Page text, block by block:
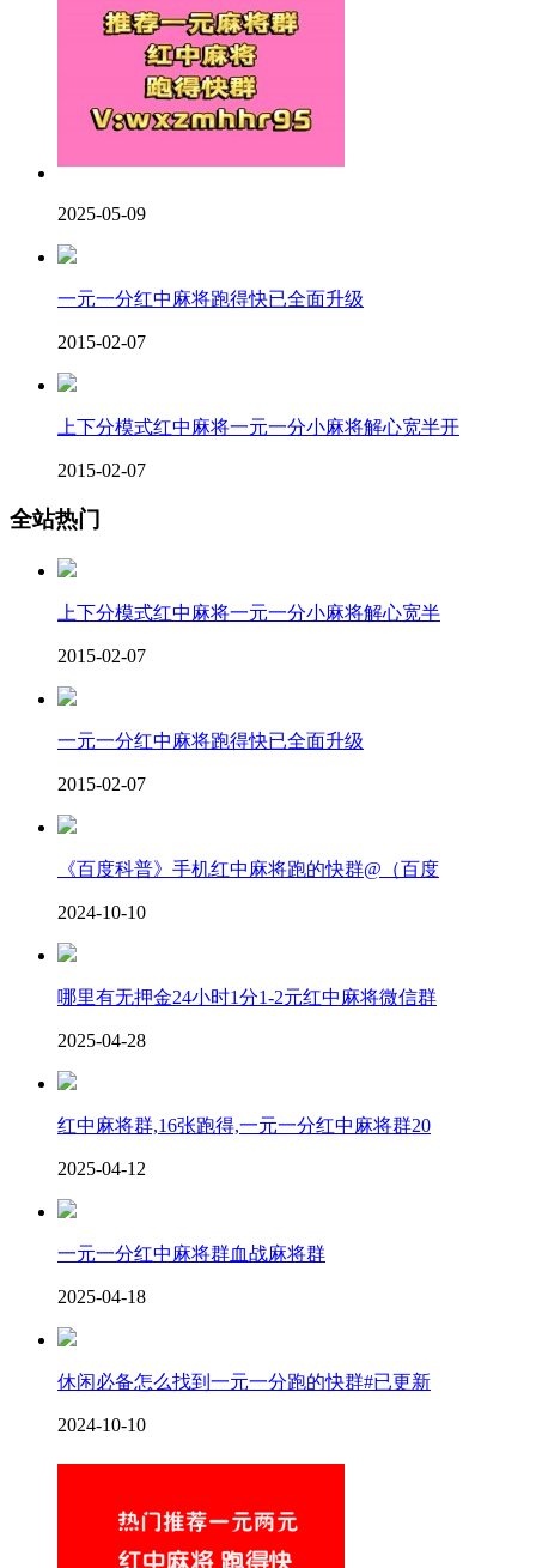
2025-05-09
一元一分红中麻将跑得快已全面升级
2015-02-07
上下分模式红中麻将一元一分小麻将解心宽半开
2015-02-07
全站热门
上下分模式红中麻将一元一分小麻将解心宽半
2015-02-07
一元一分红中麻将跑得快已全面升级
2015-02-07
《百度科普》手机红中麻将跑的快群@（百度
2024-10-10
哪里有无押金24小时1分1-2元红中麻将微信群
2025-04-28
红中麻将群,16张跑得,一元一分红中麻将群20
2025-04-12
一元一分红中麻将群血战麻将群
2025-04-18
休闲必备怎么找到一元一分跑的快群#已更新
2024-10-10